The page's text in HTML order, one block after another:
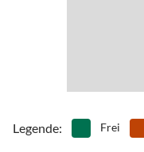
Legende: Frei